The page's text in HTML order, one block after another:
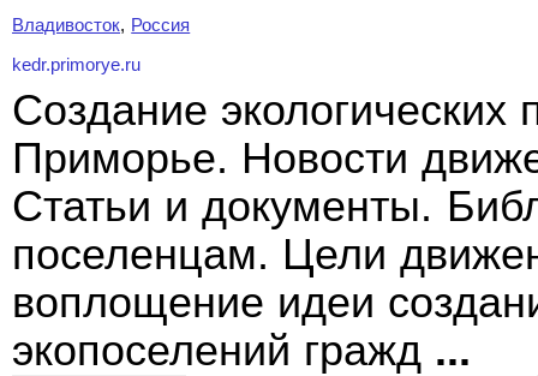
Владивосток, Россия
kedr.primorye.ru
Создание
Приморье. Новости
Статьи и документы.
поселенцам. Цели
воплощение идеи
экопоселений гражд ...